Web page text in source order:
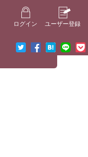
ログイン ユーザー登録